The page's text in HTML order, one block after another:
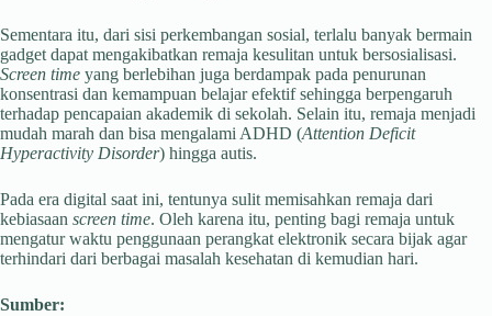
Sementara itu, dari sisi perkembangan sosial, terlalu banyak bermain
gadget dapat mengakibatkan remaja kesulitan untuk bersosialisasi.
Screen time yang berlebihan juga berdampak pada penurunan
konsentrasi dan kemampuan belajar efektif sehingga berpengaruh
terhadap pencapaian akademik di sekolah. Selain itu, remaja menjadi
mudah marah dan bisa mengalami ADHD (Attention Deficit
Hyperactivity Disorder) hingga autis.
Pada era digital saat ini, tentunya sulit memisahkan remaja dari
kebiasaan screen time. Oleh karena itu, penting bagi remaja untuk
mengatur waktu penggunaan perangkat elektronik secara bijak agar
terhindari dari berbagai masalah kesehatan di kemudian hari.
Sumber: